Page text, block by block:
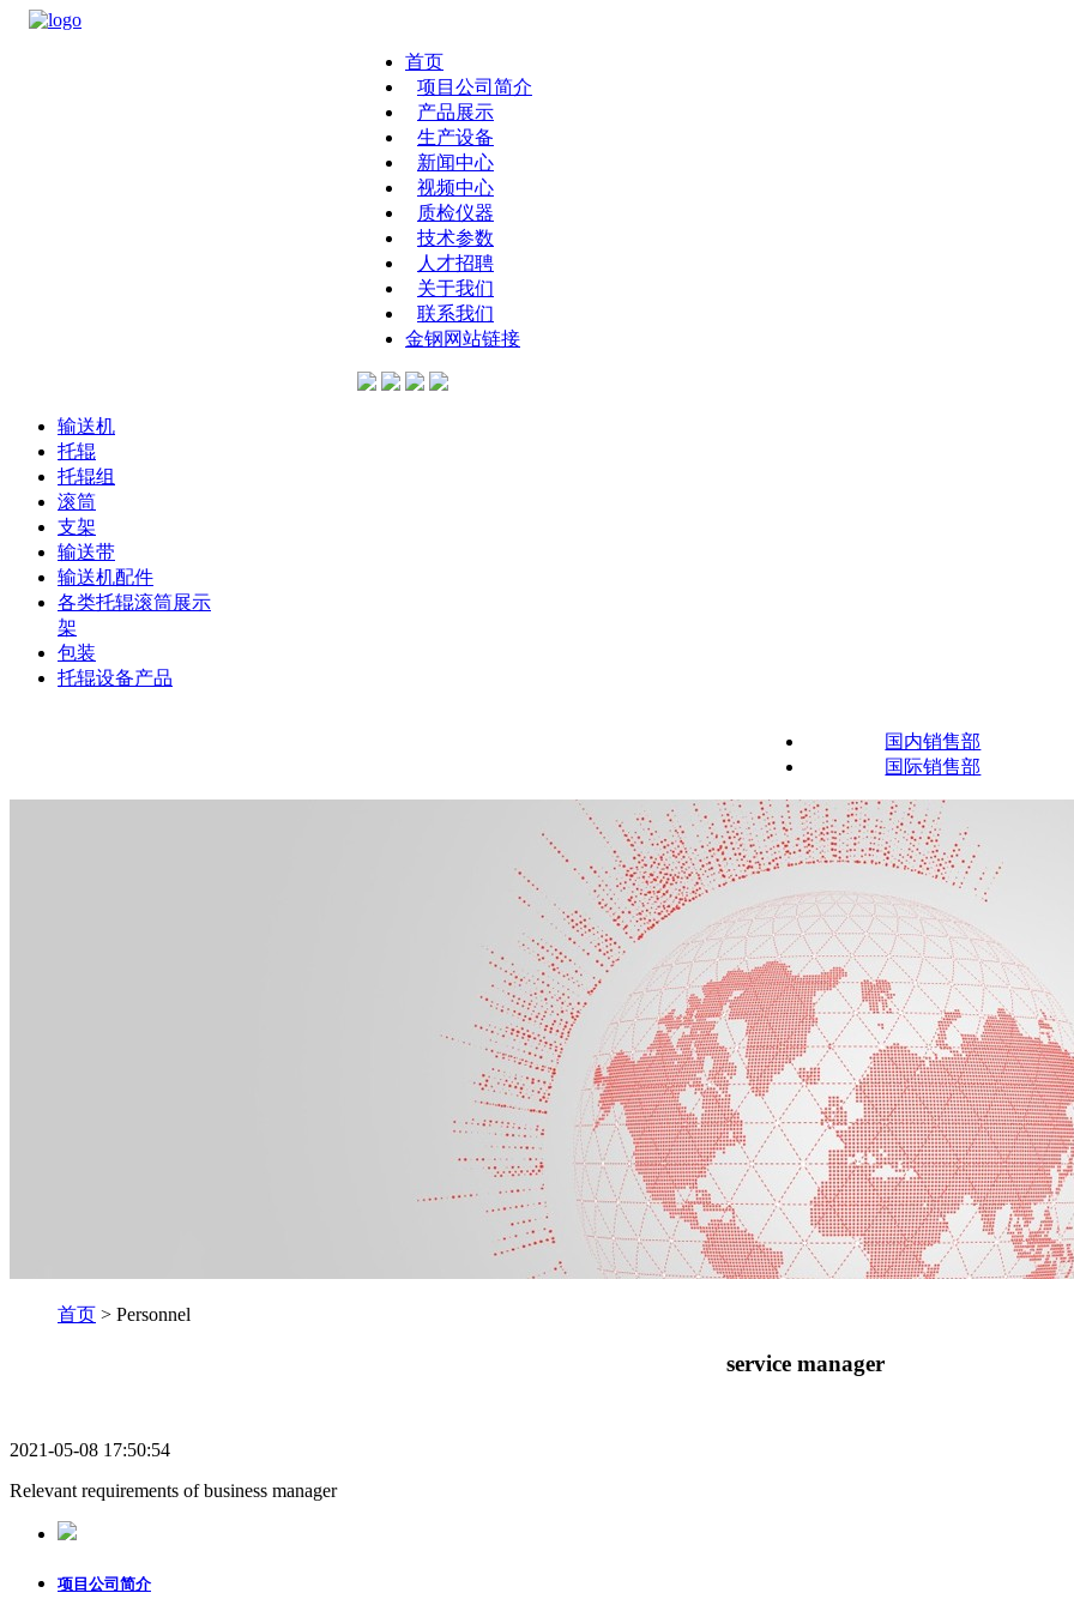
首页
项目公司简介
产品展示
生产设备
新闻中心
视频中心
质检仪器
技术参数
人才招聘
关于我们
联系我们
金钢网站链接
输送机
托辊
托辊组
滚筒
支架
输送带
输送机配件
各类托辊滚筒展示
架
包装
托辊设备产品
国内销售部
国际销售部
首页 > Personnel
service manager
2021-05-08 17:50:54
Relevant requirements of business manager
项目公司简介